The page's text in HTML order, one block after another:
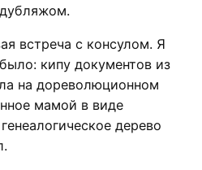
встреча с консулом. Я
кипу документов из
на дореволюционном
мамой в виде
дерево